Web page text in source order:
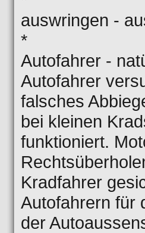
auswringen -
*
Autofahrer -
Autofahrer
falsches
bei kleinen
funktioniert.
Kradfahrer
Autofahrern für
der